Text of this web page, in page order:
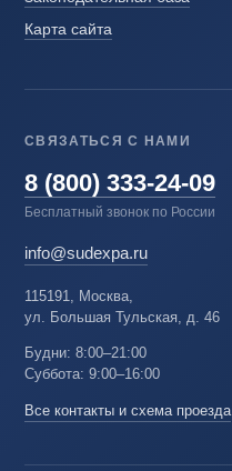
Карта сайта
СВЯЗАТЬСЯ С НАМИ
8 (800) 333-24-09
Бесплатный звонок по России
info@sudexpa.ru
115191, Москва,
ул. Большая Тульская, д. 46
Будни: 8:00–21:00
Суббота: 9:00–16:00
Все контакты и схема проезда